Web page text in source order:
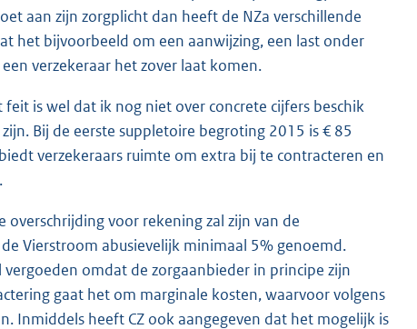
aan zijn zorgplicht dan heeft de NZa verschillende
het bijvoorbeeld om een aanwijzing, een last onder
verzekeraar het zover laat komen.
is wel dat ik nog niet over concrete cijfers beschik
Bij de eerste suppletoire begroting 2015 is € 85
verzekeraars ruimte om extra bij te contracteren en
overschrijding voor rekening zal zijn van de
Vierstroom abusievelijk minimaal 5% genoemd.
omdat de zorgaanbieder in principe zijn
gaat het om marginale kosten, waarvoor volgens
Inmiddels heeft CZ ook aangegeven dat het mogelijk is